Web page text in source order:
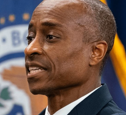
tại Mi Hồng, Bảo Tín Mạnh Hải, DOJI, SJC,
trại lợn ở Trung Quốc rơi vào cảnh tán
USD vì án oan
Tây là tiểu thư nhưng gia đình phá
tuổi mang 20 cây vàng hỏi cưới
thẻ ngân hàng nghĩa là gì?
được 97 triệu đồng tiền chuyển khoản
ngày sau được công an thông báo: “Chị
đi xe máy chạy show, rất đắt show